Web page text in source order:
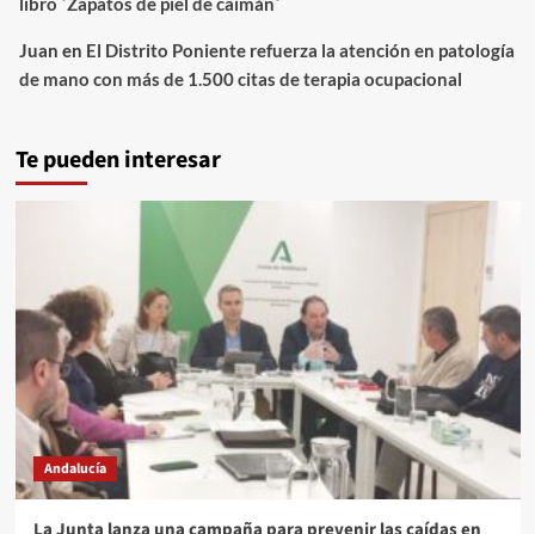
Juan en El Distrito Poniente refuerza la atención en patología
de mano con más de 1.500 citas de terapia ocupacional
Te pueden interesar
Andalucía